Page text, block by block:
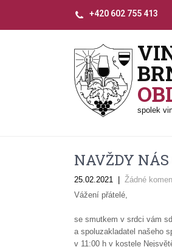
+420 602 755 413
spolek
NAVŽDY
25.02.2021
Žádné
Vážení přátelé,
se smutkem v srdci vám
a spoluzakladatel našeho
v 11:00 h v kostele